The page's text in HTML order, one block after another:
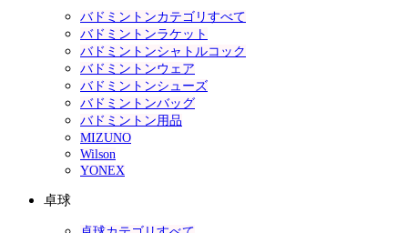
バドミントンカテゴリすべて
バドミントンラケット
バドミントンシャトルコック
バドミントンウェア
バドミントンシューズ
バドミントンバッグ
バドミントン用品
MIZUNO
Wilson
YONEX
卓球